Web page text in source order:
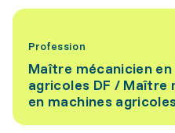
Profession
Maître mécanicien
agricoles DF / Maître
en machines